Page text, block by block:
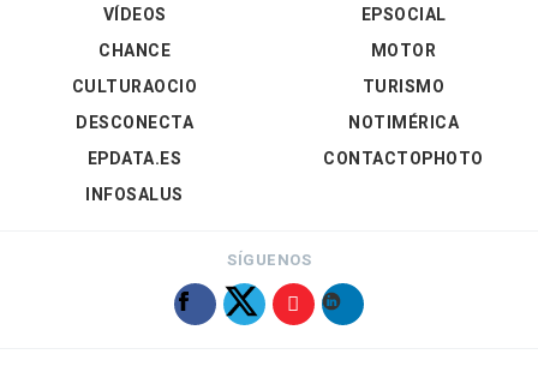
VÍDEOS
EPSOCIAL
CHANCE
CULTURAOCIO
DESCONECTA
EPDATA.ES
INFOSALUS
MOTOR
TURISMO
NOTIMÉRICA
CONTACTOPHOTO
SÍGUENOS